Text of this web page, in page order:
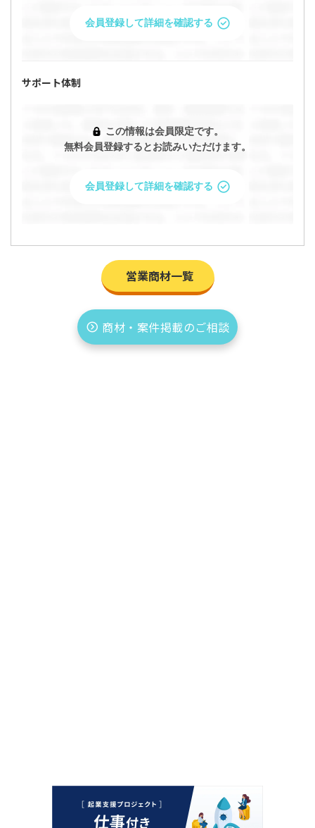
会員登録して詳細を確認する
サポート体制
この情報は会員限定です。
無料会員登録するとお読みいただけます。
会員登録して詳細を確認する
営業商材一覧
商材・案件掲載のご相談